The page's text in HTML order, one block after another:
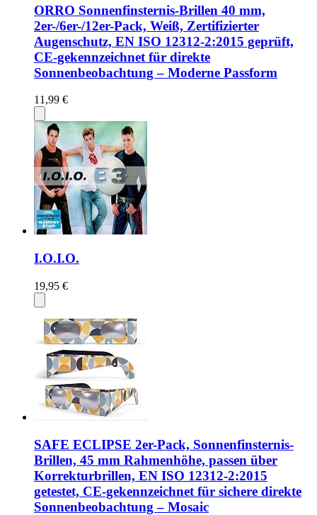
ORRO Sonnenfinsternis-Brillen 40 mm,
2er-/6er-/12er-Pack, Weiß, Zertifizierter
Augenschutz, EN ISO 12312-2:2015 geprüft,
CE-gekennzeichnet für direkte
Sonnenbeobachtung – Moderne Passform
11,99 €
I.O.I.O.
19,95 €
SAFE ECLIPSE 2er-Pack, Sonnenfinsternis-
Brillen, 45 mm Rahmenhöhe, passen über
Korrekturbrillen, EN ISO 12312-2:2015
getestet, CE-gekennzeichnet für sichere direkte
Sonnenbeobachtung – Mosaic